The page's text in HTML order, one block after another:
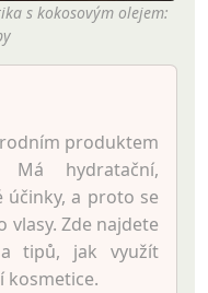
s kokosovým olejem:
produktem
hydratační,
účinky, a proto se
vlasy. Zde najdete
tipů, jak využít
kosmetice.